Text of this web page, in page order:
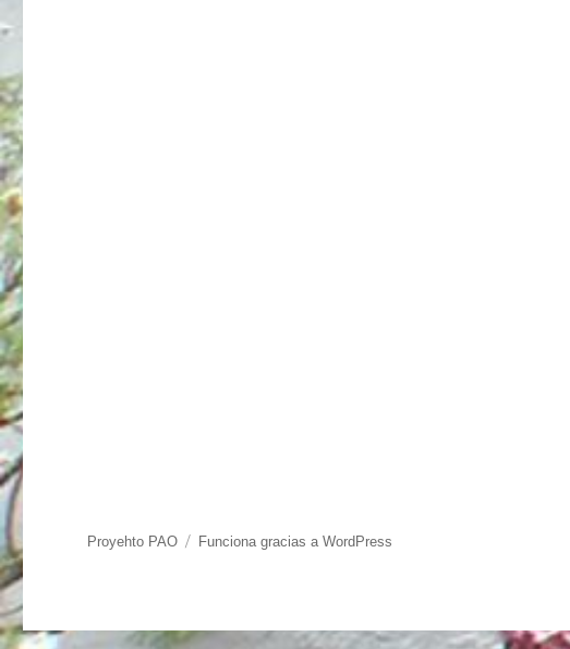
Proyehto PAO Funciona gracias a WordPress